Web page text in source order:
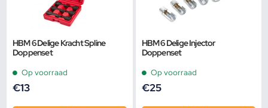
HBM 6 Delige Kracht Spline
Doppenset
Op voorraad
€13
HBM 6 Delige Injector
Doppenset
Op voorraad
€25